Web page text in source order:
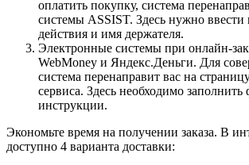
оплатить покупку, система
системы ASSIST. Здесь нужно ввести
действия и имя держателя.
Электронные системы при онлайн-
WebMoney и Яндекс.Деньги. Для
система перенаправит вас на
сервиса. Здесь необходимо
инструкции.
Экономьте время на получении заказа. В
доступно 4 варианта доставки: